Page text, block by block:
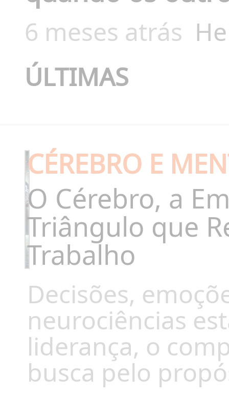
6 meses atrás
ÚLTIMAS
CÉREBRO E
O Cérebro, a
Triângulo que
Trabalho
Decisões,
neurociências
liderança, o
busca pelo